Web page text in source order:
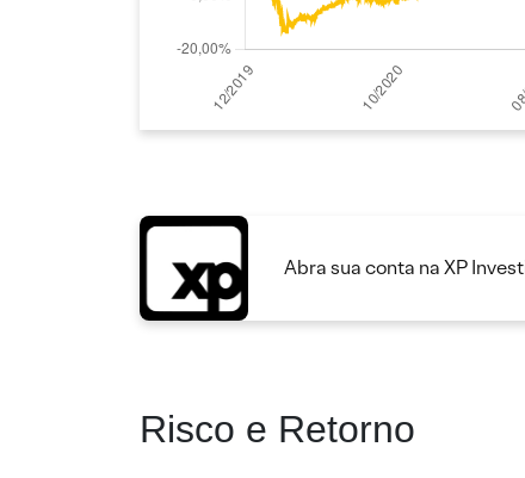
Abra sua conta na XP
Risco e Retorno